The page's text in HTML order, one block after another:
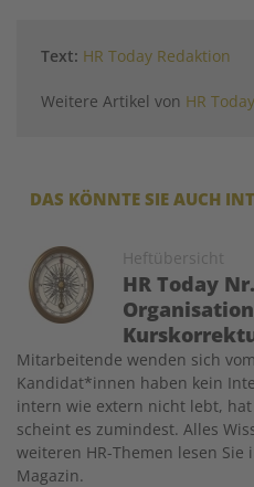
Text: HR Today Redaktion
Weitere Artikel von HR
DAS KÖNNTE SIE AUCH
Heftübersicht
HR Today
Image
Mitarbeitende wenden sich
Kandidat*innen haben kein
intern wie extern nicht lebt,
scheint es zumindest. Alles
weiteren HR-Themen lesen
Magazin.